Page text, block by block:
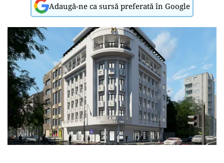
Adaugă-ne ca sursă preferată în Google